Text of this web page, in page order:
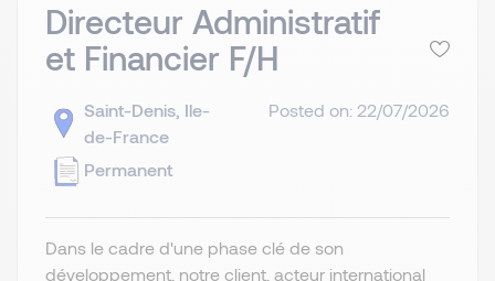
Directeur Administratif
et Financier F/H
Saint-Denis, Ile-
de-France
Permanent
Posted on: 22/07/2026
Dans le cadre d'une phase clé de son
développement, notre client, acteur international